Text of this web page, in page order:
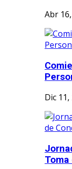
Abr
Dic 11,
Toma